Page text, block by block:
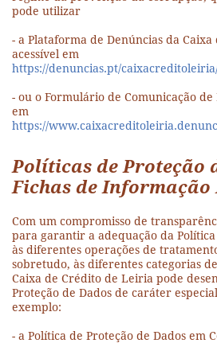
pode utilizar
- a Plataforma de Denúncias da
acessível em
https://denuncias.pt/
- ou o Formulário de Comunicação de
em
https://
Políticas de Proteção
Fichas de Informação
Com um compromisso de
para garantir a adequação da Política
às diferentes operações de
sobretudo, às diferentes categorias
Caixa de Crédito de Leiria pode
Proteção de Dados de caráter
exemplo:
- a Política de Proteção de Dados em